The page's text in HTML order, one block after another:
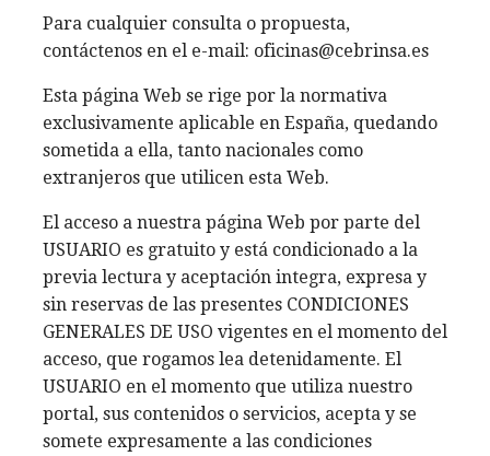
Para cualquier consulta o propuesta,
contáctenos en el e-mail: oficinas@cebrinsa.es
Esta página Web se rige por la normativa
exclusivamente aplicable en España, quedando
sometida a ella, tanto nacionales como
extranjeros que utilicen esta Web.
El acceso a nuestra página Web por parte del
USUARIO es gratuito y está condicionado a la
previa lectura y aceptación integra, expresa y
sin reservas de las presentes CONDICIONES
GENERALES DE USO vigentes en el momento del
acceso, que rogamos lea detenidamente. El
USUARIO en el momento que utiliza nuestro
portal, sus contenidos o servicios, acepta y se
somete expresamente a las condiciones